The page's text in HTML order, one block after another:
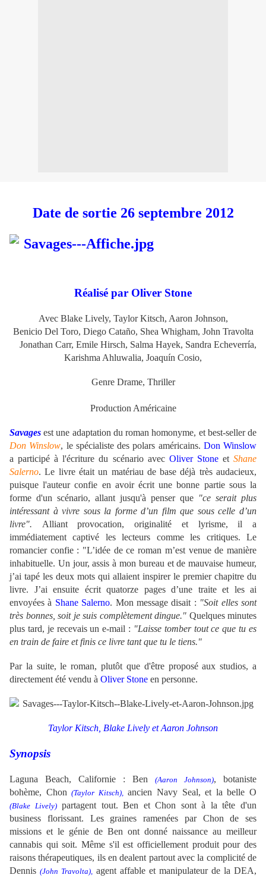
Date de sortie 26 septembre 2012
Réalisé par Oliver Stone
Avec Blake Lively, Taylor Kitsch, Aaron Johnson,
Benicio Del Toro, Diego Cataño, Shea Whigham, John Travolta
Jonathan Carr, Emile Hirsch, Salma Hayek, Sandra Echeverría,
Karishma Ahluwalia, Joaquín Cosio,
Genre Drame, Thriller
Production Américaine
Savages est une adaptation du roman homonyme, et best-sellerde
Don Winslow, le spécialiste des polars américains. Don Winslow
a participé à l'écriture du scénario avec Oliver StoneetShane
Salerno. Le livre était un matériau de base déjà très audacieux,
puisque l'auteur confie en avoir écrit une bonne partie sous la
forme d'un scénario, allant jusqu'à penser que "ce serait plus
intéressant à vivre sous la forme d’un film que sous celle d’un
livre".
Alliant provocation, originalité et lyrisme, il a
immédiatement captivé les lecteurs comme les critiques. Le
romancier confie : "L’idée de ce roman m’est venue de manière
inhabituelle. Un jour, assis à mon bureau et de mauvaise humeur,
j’ai tapé les deux mots qui allaient inspirer le premier chapitre du
livre. J’ai ensuite écrit quatorze pages d’une traite et les ai
envoyées à Shane Salerno. Mon message disait : "Soit elles sont
très bonnes, soit je suis complètement dingue." Quelques minutes
plus tard, je recevais un e-mail : "Laisse tomber tout ce que tu es
en train de faire et finis ce livre tant que tu le tiens."
Par la suite, le roman, plutôt que d'être proposé aux studios, a
directement été vendu à Oliver Stone en personne.
Taylor Kitsch, Blake Lively et Aaron Johnson
Synopsis
Laguna Beach, Californie : Ben (Aaron Johnson), botaniste
bohème, Chon(Taylor Kitsch), ancien Navy Seal, et la belle O
(Blake Lively)partagent tout. Ben et Chon sont à la tête d'un
business florissant. Les graines ramenées par Chon de ses
missions et le génie de Ben ont donné naissance au meilleur
cannabis qui soit. Même s'il est officiellement produit pour des
raisons thérapeutiques, ils en dealent partout avec la complicité de
Dennis (John Travolta), agent affable et manipulateur de la DEA,